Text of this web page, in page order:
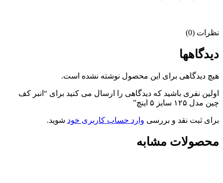
نظرات (0)
دیدگاهها
هیچ دیدگاهی برای این محصول نوشته نشده است.
اولین نفری باشید که دیدگاهی را ارسال می کنید برای “انبر کف
چین مدل ۱۲۵ سایز ۵ اینچ”
برای ثبت نقد و بررسی وارد حساب کاربری خود شوید.
محصولات مشابه